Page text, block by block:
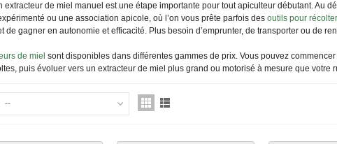
extracteur de miel manuel est une étape importante pour tout apiculteur débutant. Au
ou une association apicole, où l’on vous prête parfois des outils pour
de gagner en autonomie et efficacité. Plus besoin d’emprunter, de transporter ou de
de miel sont disponibles dans différentes gammes de prix. Vous pouvez
puis évoluer vers un extracteur de miel plus grand ou motorisé à mesure que votre
--